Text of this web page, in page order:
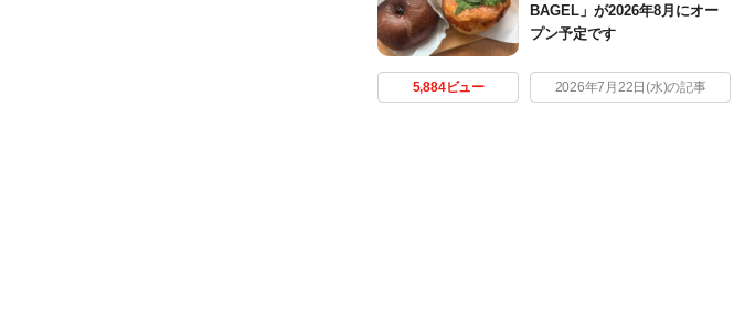
BAGEL」が2026年8月にオー
プン予定です
5,884ビュー 2026年7月22日(水)の記事